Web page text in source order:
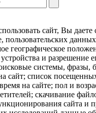
сайт, Вы даете
пользовательских
географическое
и разрешение
системы, фразы,
сайт; список
на сайте; пол и
скачивание
сайта и